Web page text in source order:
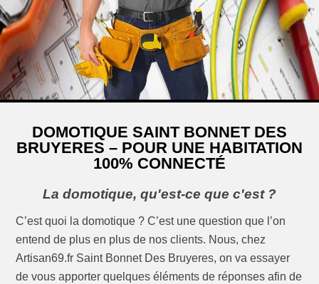
DOMOTIQUE SAINT BONNET DES
BRUYERES – POUR UNE HABITATION
100% CONNECTÉ
La domotique, qu'est-ce que c'est ?
C’est quoi la domotique ? C’est une question que l’on
entend de plus en plus de nos clients. Nous, chez
Artisan69.fr Saint Bonnet Des Bruyeres, on va essayer
de vous apporter quelques éléments de réponses afin de